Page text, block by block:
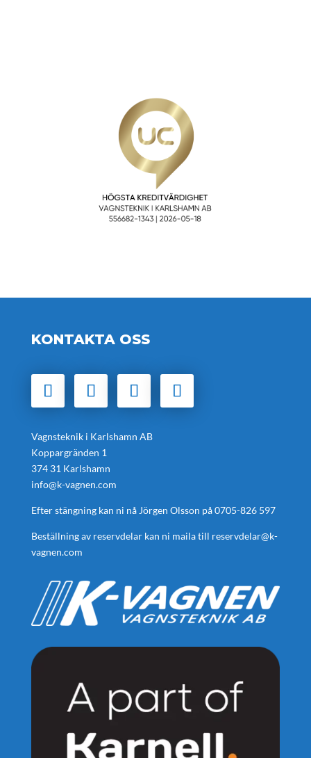
KONTAKTA OSS
Vagnsteknik i Karlshamn AB
Koppargränden 1
374 31 Karlshamn
info@k-vagnen.com
Efter stängning kan ni nå Jörgen Olsson på0705-826 597
Beställning av reservdelar kan ni maila till reservdelar@k-
vagnen.com